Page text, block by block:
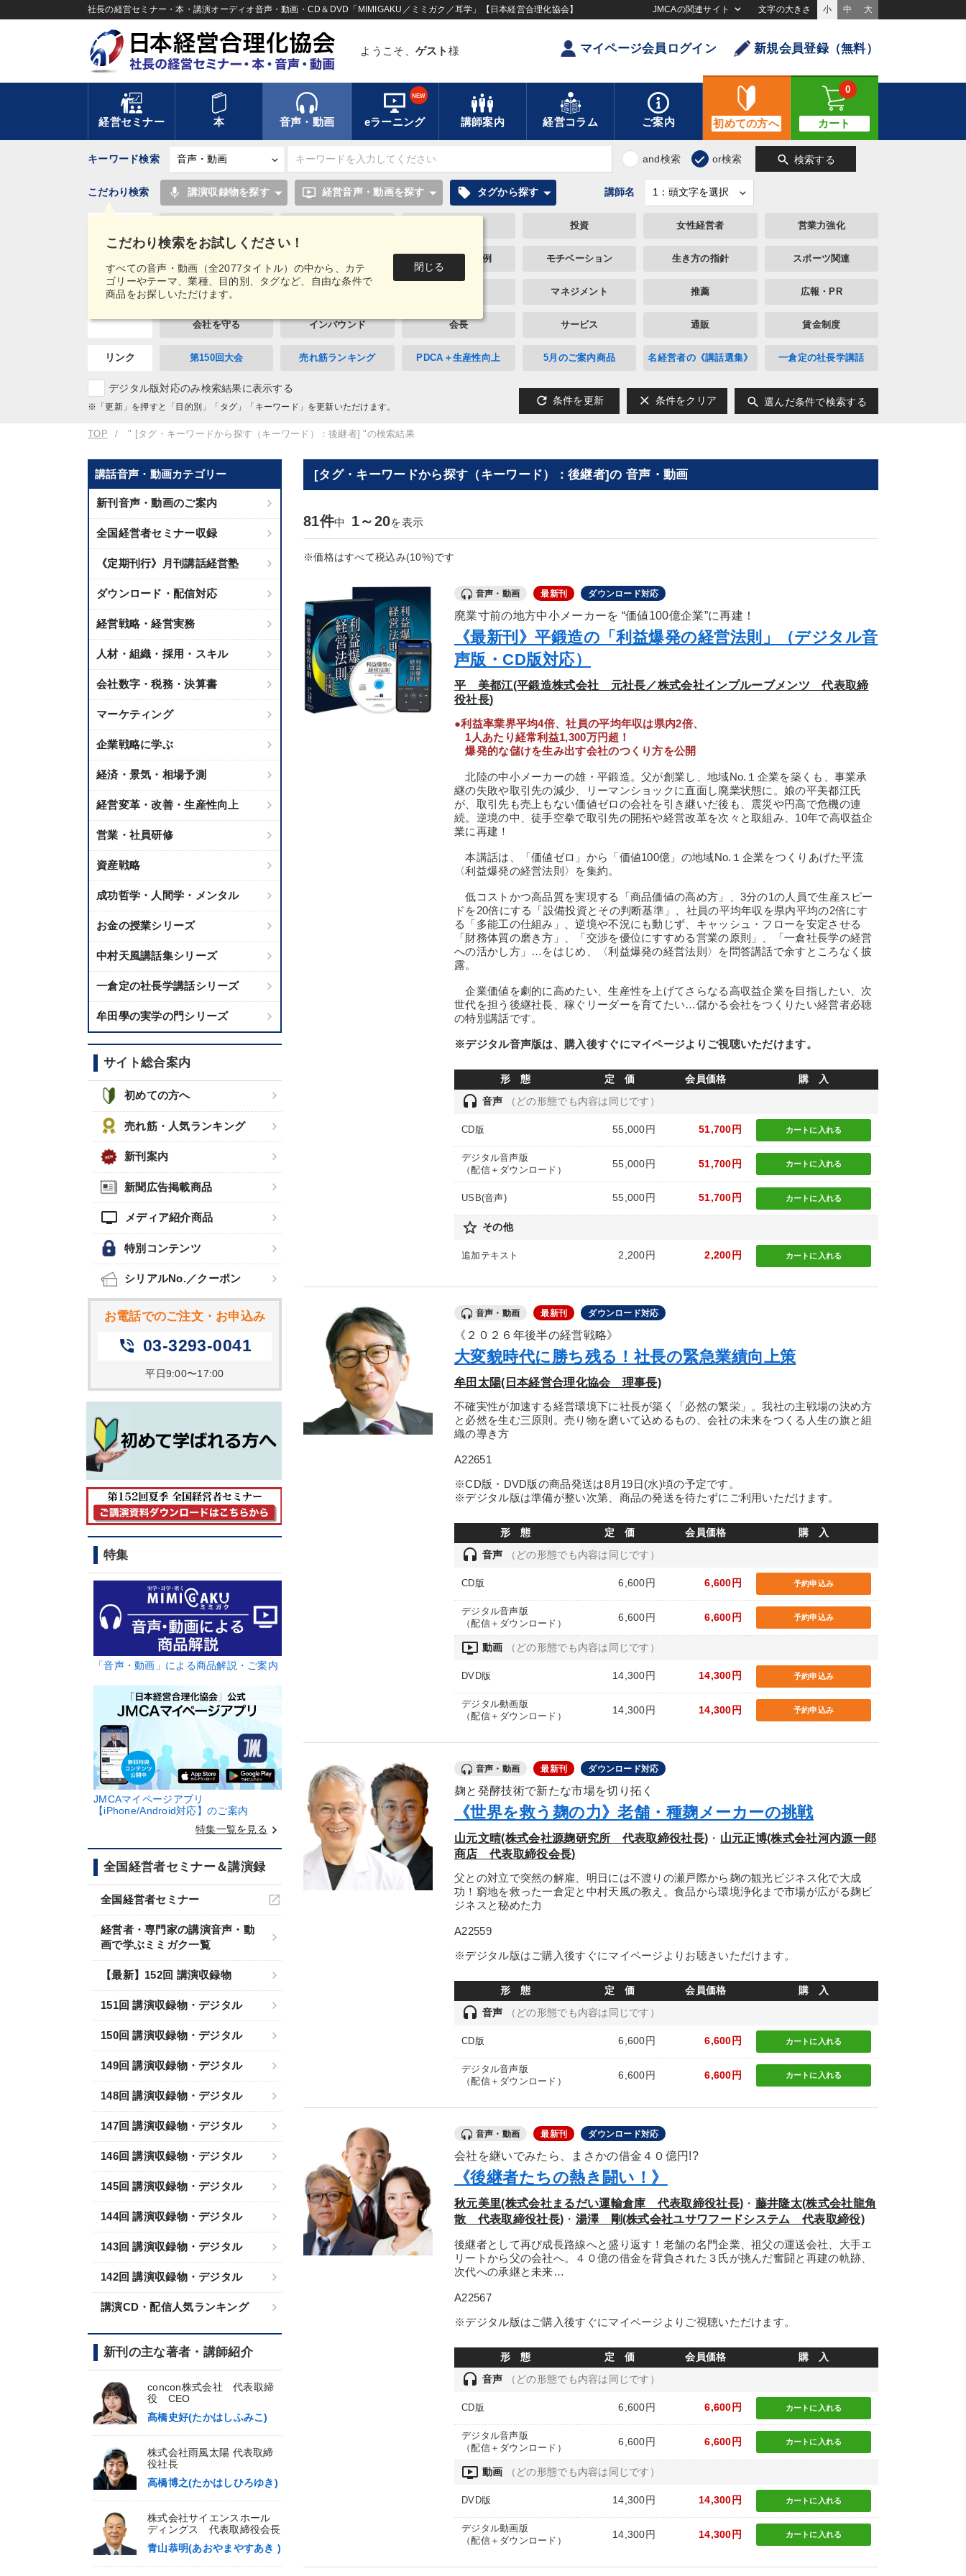
社長の経営セミナー・本・講演オーディオ音声・動画・CD＆DVD「MIMIGAKU／ミミガク／耳学」【日本経営合理化協会】 JMCAの関連サイト 文字の大きさ 小 中 大
ようこそ、 ゲスト 様 マイページ会員ログイン 新規会員登録（無料）
経営セミナー 本 音声・動画 eラーニング
NEW
講師案内 経営コラム ご案内 初めての方へ カート
0
キーワード検索 and検索 or検索 search 検索する
こだわり検索をお試しください！
すべての音声・動画（全2077タイトル）の中から、カテ
ゴリーやテーマ、業種、目的別、タグなど、自由な条件で
商品をお探しいただけます。
閉じる
こだわり検索 mic 講演収録物を探す ondemand_video 経営音声・動画を探す local_offer タグから探す 講師名
タグ・
キーワード
投資 女性経営者 営業力強化
海外の成功事例 モチベーション 生き方の指針 スポーツ関連
販売戦略 マネジメント 推薦 広報・PR
会社を守る インバウンド 会長 サービス 通販 賃金制度
リンク 第150回大会 売れ筋ランキング PDCA＋生産性向上 5月のご案内商品 名経営者の《講話選集》 一倉定の社長学講話
デジタル版対応のみ検索結果に表示する
※「更新」を押すと「目的別」「タグ」「キーワード」を更新いただけます。 refresh 条件を更新 clear 条件をクリア search 選んだ条件で検索する
TOP " [タグ・キーワードから探す（キーワード）：後継者] "の検索結果
講話音声・動画カテゴリー
新刊音声・動画のご案内
全国経営者セミナー収録
《定期刊行》月刊講話経営塾
ダウンロード・配信対応
経営戦略・経営実務
人材・組織・採用・スキル
会社数字・税務・決算書
マーケティング
企業戦略に学ぶ
経済・景気・相場予測
経営変革・改善・生産性向上
営業・社員研修
資産戦略
成功哲学・人間学・メンタル
お金の授業シリーズ
中村天風講話集シリーズ
一倉定の社長学講話シリーズ
牟田學の実学の門シリーズ
サイト総合案内
初めての方へ
売れ筋・人気ランキング
新刊案内
新聞広告掲載商品
tv メディア紹介商品
特別コンテンツ
シリアルNo.／クーポン
お電話でのご注文・お申込み
phone_in_talk 03-3293-0041
平日9:00〜17:00
特集
「音声・動画」による商品解説・ご案内
JMCAマイページアプリ
【iPhone/Android対応】のご案内
特集一覧を見る keyboard_arrow_right
全国経営者セミナー＆講演録
全国経営者セミナー
経営者・専門家の講演音声・動
画で学ぶミミガク一覧
【最新】152回 講演収録物
151回 講演収録物・デジタル
150回 講演収録物・デジタル
149回 講演収録物・デジタル
148回 講演収録物・デジタル
147回 講演収録物・デジタル
146回 講演収録物・デジタル
145回 講演収録物・デジタル
144回 講演収録物・デジタル
143回 講演収録物・デジタル
142回 講演収録物・デジタル
講演CD・配信人気ランキング
新刊の主な著者・講師紹介
concon株式会社 代表取締
役 CEO
髙橋史好(たかはしふみこ)
株式会社雨風太陽 代表取締
役社長
高橋博之(たかはしひろゆき)
株式会社サイエンスホール
ディングス 代表取締役会長
青山恭明(あおやまやすあき )
[タグ・キーワードから探す（キーワード）：後継者]の 音声・動画
81件中 1～20を表示
※価格はすべて税込み(10%)です
音声・動画 最新刊 ダウンロード対応
廃業寸前の地方中小メーカーを “価値100億企業”に再建！
《最新刊》平鍛造の「利益爆発の経営法則」（デジタル音
声版・CD版対応）
平 美都江(平鍛造株式会社 元社長／株式会社インプルーブメンツ 代表取締
役社長)
●利益率業界平均4倍、社員の平均年収は県内2倍、
1人あたり経常利益1,300万円超！
爆発的な儲けを生み出す会社のつくり方を公開
北陸の中小メーカーの雄・平鍛造。父が創業し、地域No.１企業を築くも、事業承
継の失敗や取引先の減少、リーマンショックに直面し廃業状態に。娘の平美都江氏
が、取引先も売上もない価値ゼロの会社を引き継いだ後も、震災や円高で危機の連
続。逆境の中、徒手空拳で取引先の開拓や経営改革を次々と取組み、10年で高収益企
業に再建！
本講話は、「価値ゼロ」から「価値100億」の地域No.１企業をつくりあげた平流
〈利益爆発の経営法則〉を集約。
低コストかつ高品質を実現する「商品価値の高め方」、3分の1の人員で生産スピー
ドを20倍にする「設備投資とその判断基準」、社員の平均年収を県内平均の2倍にす
る「多能工の仕組み」、逆境や不況にも動じず、キャッシュ・フローを安定させる
「財務体質の磨き方」、「交渉を優位にすすめる営業の原則」、「一倉社長学の経営
への活かし方」…をはじめ、〈利益爆発の経営法則〉を問答講話で余すところなく披
露。
企業価値を劇的に高めたい、生産性を上げてさらなる高収益企業を目指したい、次
世代を担う後継社長、稼ぐリーダーを育てたい…儲かる会社をつくりたい経営者必聴
の特別講話です。
※デジタル音声版は、購入後すぐにマイページよりご視聴いただけます。
形 態 定 価 会員価格 購 入
headset 音声 （どの形態でも内容は同じです）
CD版 55,000円 51,700円 カートに 入れる
デジタル音声版
（配信＋ダウンロード）
55,000円 51,700円 カートに 入れる
USB(音声) 55,000円 51,700円 カートに 入れる
star_border その他
追加テキスト 2,200円 2,200円 カートに 入れる
音声・動画 最新刊 ダウンロード対応
《２０２６年後半の経営戦略》
大変貌時代に勝ち残る！社長の緊急業績向上策
牟田太陽(日本経営合理化協会 理事長)
不確実性が加速する経営環境下に社長が築く「必然の繁栄」。我社の主戦場の決め方
と必然を生む三原則。売り物を磨いて込めるもの、会社の未来をつくる人生の旗と組
織の導き方
A22651
※CD版・DVD版の商品発送は8月19日(水)頃の予定です。
※デジタル版は準備が整い次第、商品の発送を待たずにご利用いただけます。
形 態 定 価 会員価格 購 入
headset 音声 （どの形態でも内容は同じです）
CD版 6,600円 6,600円 予約申込み
デジタル音声版
（配信＋ダウンロード）
6,600円 6,600円 予約申込み
ondemand_video 動画 （どの形態でも内容は同じです）
DVD版 14,300円 14,300円 予約申込み
デジタル動画版
（配信＋ダウンロード）
14,300円 14,300円 予約申込み
音声・動画 最新刊 ダウンロード対応
麹と発酵技術で新たな市場を切り拓く
《世界を救う麹の力》老舗・種麹メーカーの挑戦
山元文晴(株式会社源麹研究所 代表取締役社長) ・ 山元正博(株式会社河内源一郎
商店 代表取締役会長)
父との対立で突然の解雇、明日には不渡りの瀬戸際から麹の観光ビジネス化で大成
功！窮地を救った一倉定と中村天風の教え。食品から環境浄化まで市場が広がる麹ビ
ジネスと秘めた力
A22559
※デジタル版はご購入後すぐにマイページよりお聴きいただけます。
形 態 定 価 会員価格 購 入
headset 音声 （どの形態でも内容は同じです）
CD版 6,600円 6,600円 カートに 入れる
デジタル音声版
（配信＋ダウンロード）
6,600円 6,600円 カートに 入れる
音声・動画 最新刊 ダウンロード対応
会社を継いでみたら、まさかの借金４０億円!?
《後継者たちの熱き闘い！》
秋元美里(株式会社まるだい運輸倉庫 代表取締役社長) ・ 藤井隆太(株式会社龍角
散 代表取締役社長) ・ 湯澤 剛(株式会社ユサワフードシステム 代表取締役)
後継者として再び成長路線へと盛り返す！老舗の名門企業、祖父の運送会社、大手エ
リートから父の会社へ。４０億の借金を背負された３氏が挑んだ奮闘と再建の軌跡、
次代への承継と未来…
A22567
※デジタル版はご購入後すぐにマイページよりご視聴いただけます。
形 態 定 価 会員価格 購 入
headset 音声 （どの形態でも内容は同じです）
CD版 6,600円 6,600円 カートに 入れる
デジタル音声版
（配信＋ダウンロード）
6,600円 6,600円 カートに 入れる
ondemand_video 動画 （どの形態でも内容は同じです）
DVD版 14,300円 14,300円 カートに 入れる
デジタル動画版
（配信＋ダウンロード）
14,300円 14,300円 カートに 入れる